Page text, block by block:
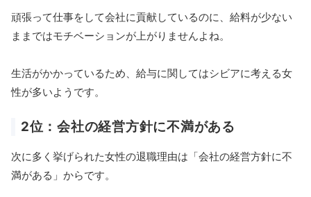
頑張って仕事をして会社に貢献しているのに、給料が少ない
ままではモチベーションが上がりませんよね。
生活がかかっているため、給与に関してはシビアに考える女
性が多いようです。
2位：会社の経営方針に不満がある
次に多く挙げられた女性の退職理由は「会社の経営方針に不
満がある」からです。